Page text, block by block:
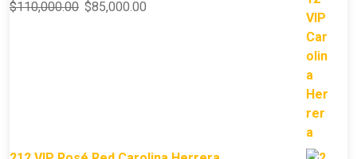
$110,000.00 $85,000.00